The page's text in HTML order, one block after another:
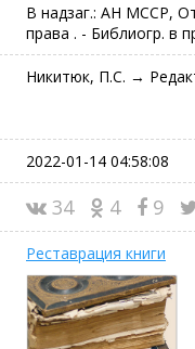
В надзаг.: АН МССР,
права . - Библиогр. в
Никитюк, П.С. →
2022-01-14 04:58:08
34 4 9
Реставрация книги